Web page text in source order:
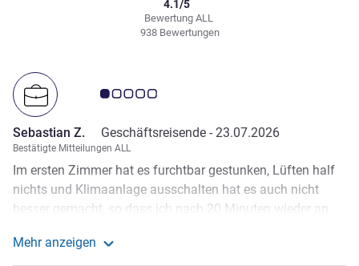
Bewertung ALL
4.1/5
938 Bewertungen
Note Kundenmeinungen 1.0/5
Sebastian Z. Geschäftsreisende - 23.07.2026
Bestätigte Mitteilungen ALL
Im ersten Zimmer hat es furchtbar gestunken, Lüften half
nichts und Klimaanlage ausschalten hat es auch nicht
besser gemacht, so dass ich nach 20 Minuten wieder an
bekommen. Habe ich auch. Dort war es besser und
Mehr anzeigen